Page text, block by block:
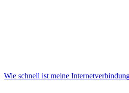
Wie schnell ist meine